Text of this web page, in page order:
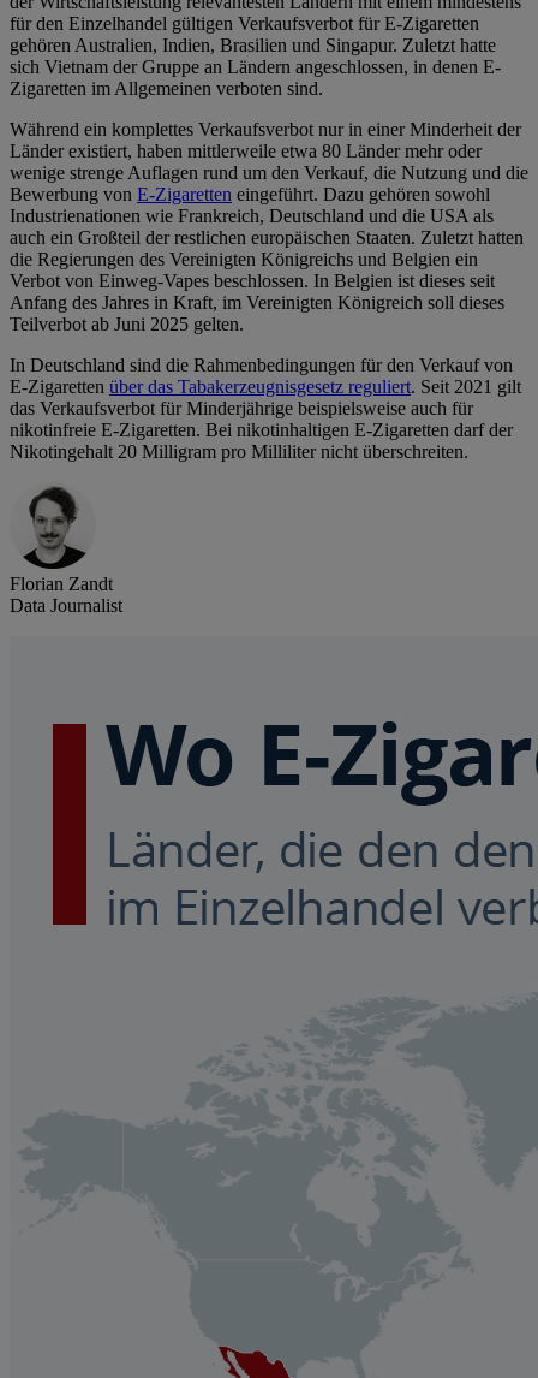
für den Einzelhandel gültigen Verkaufsverbot für E-Zigaretten
gehören Australien, Indien, Brasilien und Singapur. Zuletzt hatte
sich Vietnam der Gruppe an Ländern angeschlossen, in denen E-
Zigaretten im Allgemeinen verboten sind.
Während ein komplettes Verkaufsverbot nur in einer Minderheit der
Länder existiert, haben mittlerweile etwa 80 Länder mehr oder
wenige strenge Auflagen rund um den Verkauf, die Nutzung und die
Bewerbung von E-Zigaretten eingeführt. Dazu gehören sowohl
Industrienationen wie Frankreich, Deutschland und die USA als
auch ein Großteil der restlichen europäischen Staaten. Zuletzt hatten
die Regierungen des Vereinigten Königreichs und Belgien ein
Verbot von Einweg-Vapes beschlossen. In Belgien ist dieses seit
Anfang des Jahres in Kraft, im Vereinigten Königreich soll dieses
Teilverbot ab Juni 2025 gelten.
In Deutschland sind die Rahmenbedingungen für den Verkauf von
E-Zigaretten über das Tabakerzeugnisgesetz reguliert. Seit 2021 gilt
das Verkaufsverbot für Minderjährige beispielsweise auch für
nikotinfreie E-Zigaretten. Bei nikotinhaltigen E-Zigaretten darf der
Nikotingehalt 20 Milligram pro Milliliter nicht überschreiten.
Florian Zandt
Data Journalist